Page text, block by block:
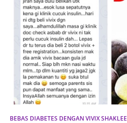
BEBAS DIABETES DENGAN VIVIX SHAKLEE